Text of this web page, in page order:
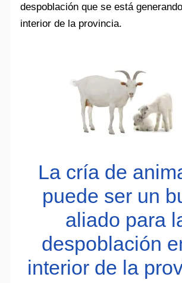
despoblación que se está
interior de la provincia.
La cría de
puede ser un
aliado para
despoblación
interior de la